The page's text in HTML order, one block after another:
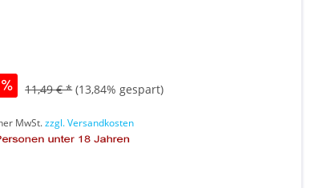
11,49 € * (13,84% gespart)
MwSt.zzgl. Versandkosten